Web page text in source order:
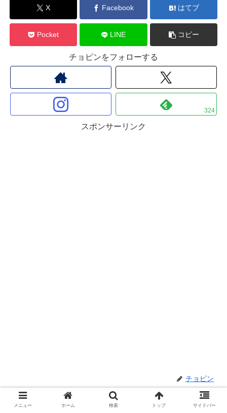
X Facebook はてブ
Pocket LINE コピー
チョピンをフォローする
324
スポンサーリンク
チョピン
メニュー ホーム 検索 トップ サイドバー